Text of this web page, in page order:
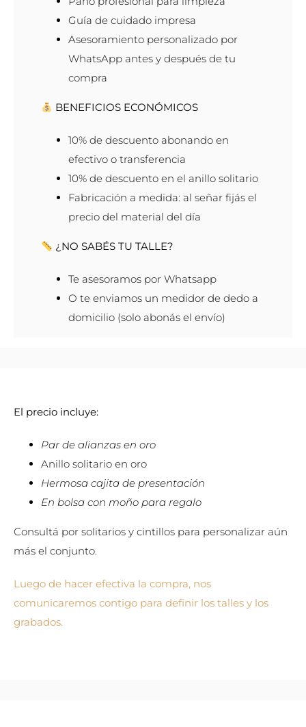
Guía de cuidado impresa
Asesoramiento personalizado por
WhatsApp antes y después de tu
compra
BENEFICIOS ECONÓMICOS
10% de descuento abonando en
efectivo o transferencia
10% de descuento en el anillo solitario
Fabricación a medida: al señar fijás el
precio del material del día
¿NO SABÉS TU TALLE?
Te asesoramos por Whatsapp
O te enviamos un medidor de dedo a
domicilio (solo abonás el envío)
El precio incluye:
Par de alianzas en oro
Anillo solitario en oro
Hermosa cajita de presentación
En bolsa con moño para regalo
Consultá por solitarios y cintillos para personalizar aún
más el conjunto.
Luego de hacer efectiva la compra, nos
comunicaremos contigo para definir los talles y los
grabados.